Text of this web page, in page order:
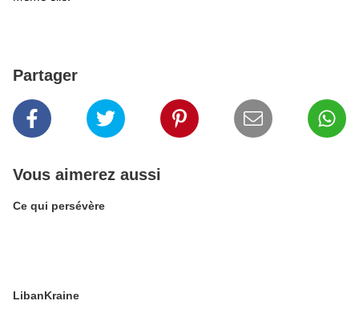
Partager
Vous aimerez aussi
Ce qui persévère
LibanKraine